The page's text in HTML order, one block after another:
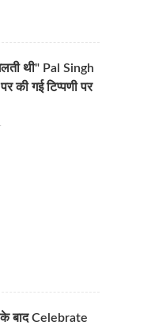
थी" Pal Singh
की गई टिप्पणी पर
बाद Celebrate